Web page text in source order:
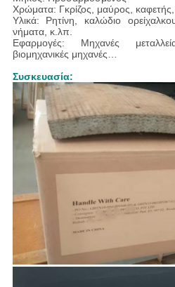
Χρώματα: Γκρίζος, μαύρος,
Υλικά:
Ρητίνη,
καλώδιο
νήματα, κ.λπ.
Εφαρμογές: Μηχανές
βιομηχανικές μηχανές…
Συσκευασία: